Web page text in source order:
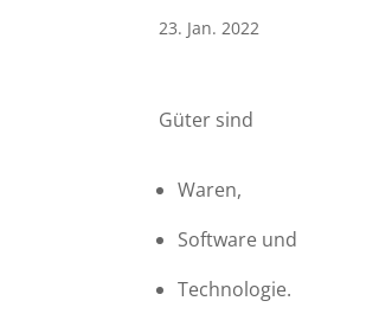
23. Jan. 2022
Güter sind
Waren,
Software und
Technologie.